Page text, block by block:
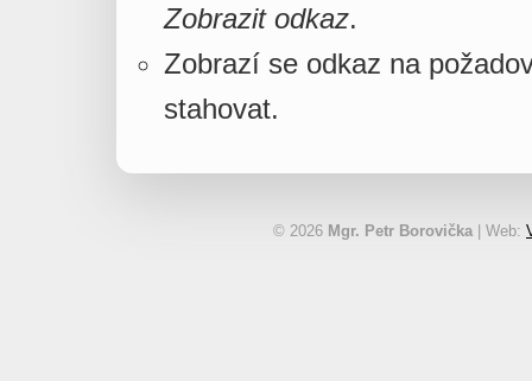
Zobrazit odkaz.
Zobrazí se odkaz na
stahovat.
© 2026 Mgr. Petr Borovička | Web: